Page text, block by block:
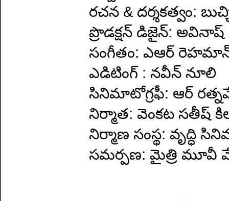
రచన & దర్శకత్వం:
ప్రొడక్షన్ డిజైన్: అవినాష్
సంగీతం: ఎఆర్
ఎడిటింగ్ : నవీన్ నూలి
సినిమాటోగ్రఫీ: ఆర్
నిర్మాత: వెంకట సతీష్
నిర్మాణ సంస్థ: వృద్ధి
సమర్పణ: మైత్రి మూవీ